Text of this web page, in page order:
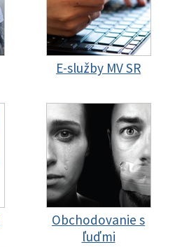
E-služby MV SR
Obchodovanie s
ľuďmi